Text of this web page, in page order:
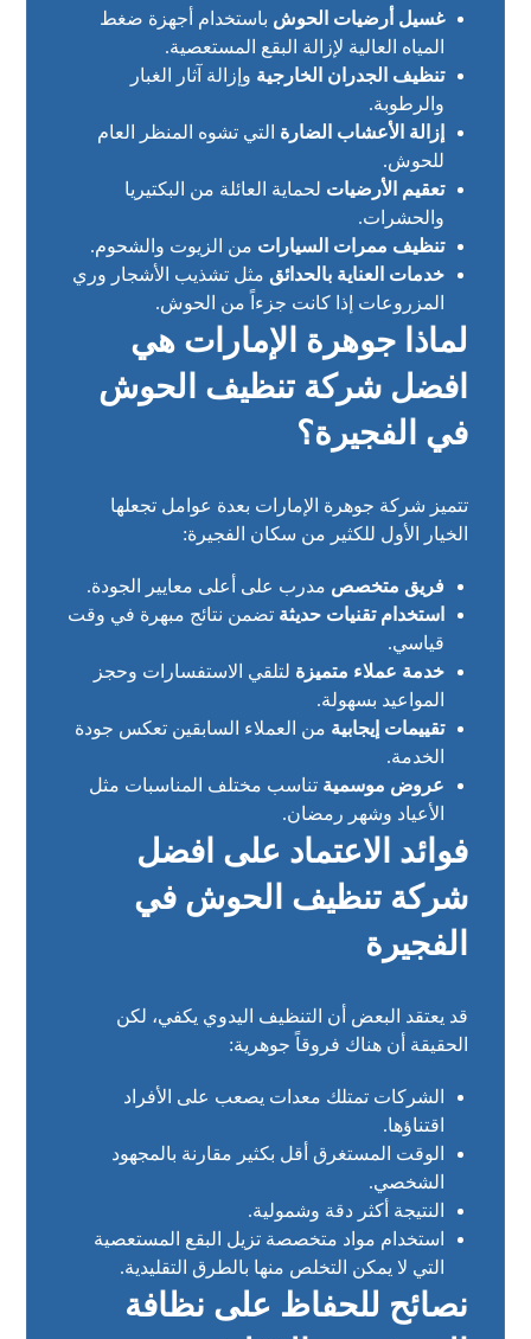
غسيل أرضيات الحوش باستخدام أجهزة ضغط
المياه العالية لإزالة البقع المستعصية.
تنظيف الجدران الخارجية وإزالة آثار الغبار
والرطوبة.
إزالة الأعشاب الضارة التي تشوه المنظر العام
للحوش.
تعقيم الأرضيات لحماية العائلة من البكتيريا
والحشرات.
تنظيف ممرات السيارات من الزيوت والشحوم.
خدمات العناية بالحدائق مثل تشذيب الأشجار وري
المزروعات إذا كانت جزءاً من الحوش.
لماذا جوهرة الإمارات هي
افضل شركة تنظيف الحوش
في الفجيرة؟
تتميز شركة جوهرة الإمارات بعدة عوامل تجعلها
الخيار الأول للكثير من سكان الفجيرة:
فريق متخصص مدرب على أعلى معايير الجودة.
استخدام تقنيات حديثة تضمن نتائج مبهرة في وقت
قياسي.
خدمة عملاء متميزة لتلقي الاستفسارات وحجز
المواعيد بسهولة.
تقييمات إيجابية من العملاء السابقين تعكس جودة
الخدمة.
عروض موسمية تناسب مختلف المناسبات مثل
الأعياد وشهر رمضان.
فوائد الاعتماد على افضل
شركة تنظيف الحوش في
الفجيرة
قد يعتقد البعض أن التنظيف اليدوي يكفي، لكن
الحقيقة أن هناك فروقاً جوهرية:
الشركات تمتلك معدات يصعب على الأفراد
اقتناؤها.
الوقت المستغرق أقل بكثير مقارنة بالمجهود
الشخصي.
النتيجة أكثر دقة وشمولية.
استخدام مواد متخصصة تزيل البقع المستعصية
التي لا يمكن التخلص منها بالطرق التقليدية.
نصائح للحفاظ على نظافة